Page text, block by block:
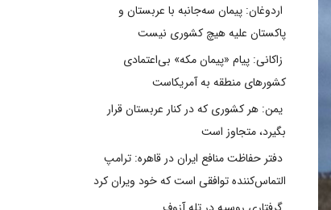
اردوغان: پیمان سه‌جانبه با عربستان و
پاکستان علیه هیچ کشوری نیست
زاکانی: پیام «پیمان مکه» بی‌اعتمادی
کشورهای منطقه به آمریکاست
یمن: هر کشوری که در کنار عربستان قرار
بگیرد، متجاوز است
دفتر حفاظت منافع ایران در قاهره: ترامپ
التماس‌کننده توافقی است که خود ویران کرد